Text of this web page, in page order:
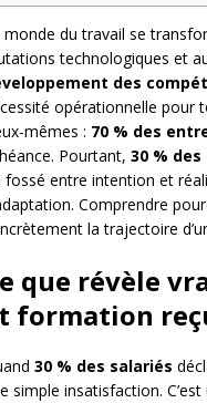
monde du travail se
technologiques et
des
opérationnelle pour
mêmes : 70 % des
Pourtant, 30 %
fossé entre intention et
Comprendre
la trajectoire
que révèle
formation
30 % des salariés
simple insatisfaction.